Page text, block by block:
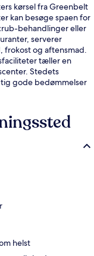
kørsel fra Greenbelt
kan besøge spaen for
behandlinger eller
serverer
frokost og aftensmad.
tæller en
Stedets
gode bedømmelser
helst